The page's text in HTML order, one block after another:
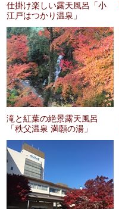
仕掛け楽しい露天風呂「小
江戸はつかり温泉」
滝と紅葉の絶景露天風呂
「秩父温泉 満願の湯」